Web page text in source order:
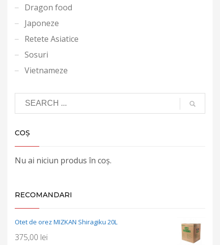
Dragon food
Japoneze
Retete Asiatice
Sosuri
Vietnameze
COȘ
Nu ai niciun produs în coș.
RECOMANDARI
Otet de orez MIZKAN Shiragiku 20L
375,00 lei